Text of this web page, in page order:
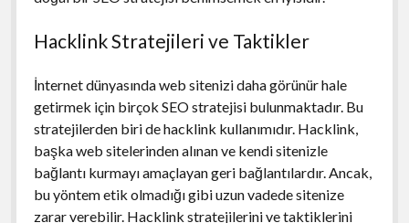
Hacklink Stratejileri ve Taktikler
İnternet dünyasında web sitenizi daha görünür hale
getirmek için birçok SEO stratejisi bulunmaktadır. Bu
stratejilerden biri de hacklink kullanımıdır. Hacklink,
başka web sitelerinden alınan ve kendi sitenizle
bağlantı kurmayı amaçlayan geri bağlantılardır. Ancak,
bu yöntem etik olmadığı gibi uzun vadede sitenize
zarar verebilir. Hacklink stratejilerini ve taktiklerini